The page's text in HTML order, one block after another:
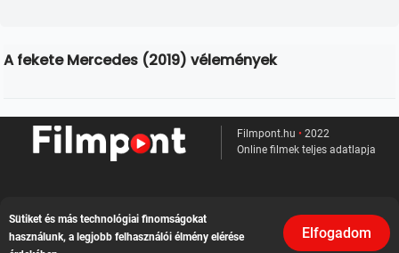
A fekete Mercedes (2019) vélemények
Filmpont.hu• 2022
Online filmek teljes adatlapja
Kapcsolat
Felhasználási feltételek
Sütiket és más technológiai finomságokat
használunk, a legjobb felhasználói élmény elérése
Elfogadom